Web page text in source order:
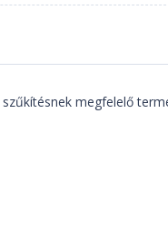
szűkítésnek megfelelő